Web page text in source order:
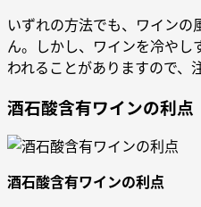
いずれの方法でも、ワイン
ん。しかし、ワインを冷やし
われることがありますので、
酒石酸含有ワインの利点
酒石酸含有ワインの利点